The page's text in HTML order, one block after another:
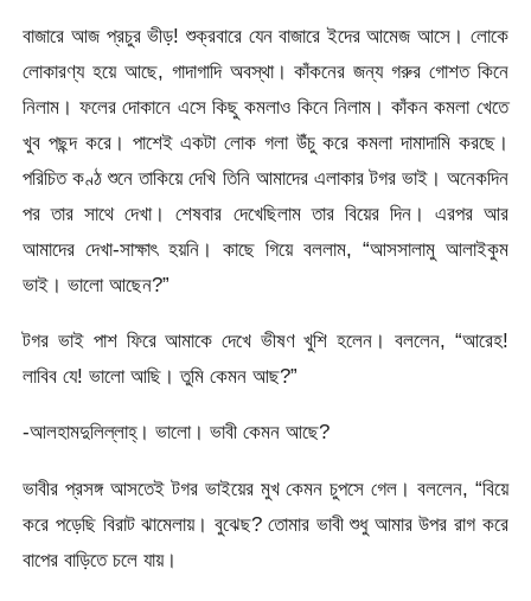
বাজারে আজ প্রচুর ভীড়! শুক্রবারে যেন বাজারে ইদের আমেজ আসে। লোকে
লোকারণ্য হয়ে আছে, গাদাগাদি অবস্থা। কাঁকনের জন্য গরুর গোশত কিনে
নিলাম। ফলের দোকানে এসে কিছু কমলাও কিনে নিলাম। কাঁকন কমলা খেতে
খুব পছন্দ করে। পাশেই একটা লোক গলা উঁচু করে কমলা দামাদামি করছে।
পরিচিত কণ্ঠ শুনে তাকিয়ে দেখি তিনি আমাদের এলাকার টগর ভাই। অনেকদিন
পর তার সাথে দেখা। শেষবার দেখেছিলাম তার বিয়ের দিন। এরপর আর
আমাদের দেখা-সাক্ষাৎ হয়নি। কাছে গিয়ে বললাম, “আসসালামু আলাইকুম
ভাই। ভালো আছেন?”
টগর ভাই পাশ ফিরে আমাকে দেখে ভীষণ খুশি হলেন। বললেন, “আরেহ!
লাবিব যে! ভালো আছি। তুমি কেমন আছ?”
-আলহামদুলিল্লাহ্‌। ভালো। ভাবী কেমন আছে?
ভাবীর প্রসঙ্গ আসতেই টগর ভাইয়ের মুখ কেমন চুপসে গেল। বললেন, “বিয়ে
করে পড়েছি বিরাট ঝামেলায়। বুঝেছ? তোমার ভাবী শুধু আমার উপর রাগ করে
বাপের বাড়িতে চলে যায়।